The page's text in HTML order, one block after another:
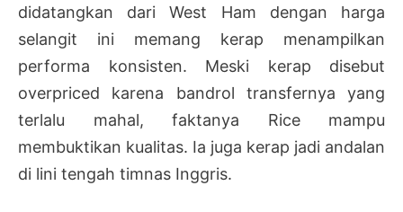
didatangkan dari West Ham dengan harga
selangit ini memang kerap menampilkan
performa konsisten. Meski kerap disebut
overpriced karena bandrol transfernya yang
terlalu mahal, faktanya Rice mampu
membuktikan kualitas. Ia juga kerap jadi andalan
di lini tengah timnas Inggris.